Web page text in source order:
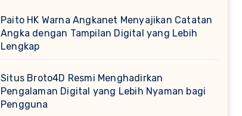
Paito HK Warna Angkanet Menyajikan Catatan
Angka dengan Tampilan Digital yang Lebih
Lengkap
Situs Broto4D Resmi Menghadirkan
Pengalaman Digital yang Lebih Nyaman bagi
Pengguna